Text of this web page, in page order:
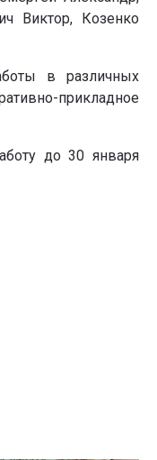
Виктор, Козенко
в различных
прикладное
до 30 января